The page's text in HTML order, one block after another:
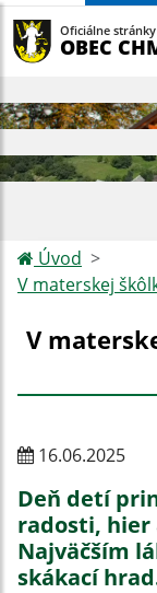
Oficiálne stránky
OBEC
Úvod
V materskej
V
16.06.2025
Deň detí
radosti, hier
Najväčším
skákací